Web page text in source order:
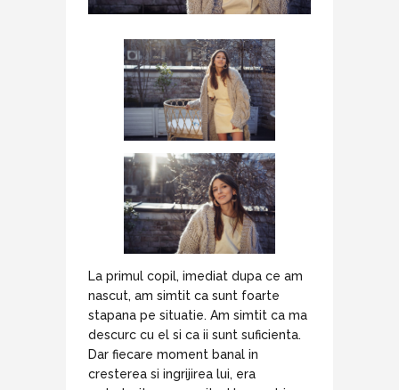
La primul copil, imediat dupa ce am
nascut, am simtit ca sunt foarte
stapana pe situatie. Am simtit ca ma
descurc cu el si ca ii sunt suficienta.
Dar fiecare moment banal in
cresterea si ingrijirea lui, era